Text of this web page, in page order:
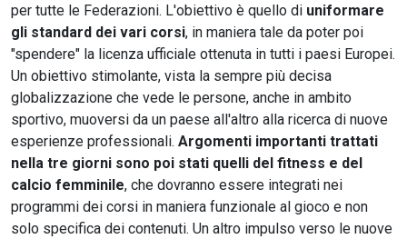
per tutte le Federazioni. L'obiettivo è quello di uniformare
gli standard dei vari corsi, in maniera tale da poter poi
"spendere" la licenza ufficiale ottenuta in tutti i paesi Europei.
Un obiettivo stimolante, vista la sempre più decisa
globalizzazione che vede le persone, anche in ambito
sportivo, muoversi da un paese all'altro alla ricerca di nuove
esperienze professionali. Argomenti importanti trattati
nella tre giorni sono poi stati quelli del fitness e del
calcio femminile, che dovranno essere integrati nei
programmi dei corsi in maniera funzionale al gioco e non
solo specifica dei contenuti. Un altro impulso verso le nuove